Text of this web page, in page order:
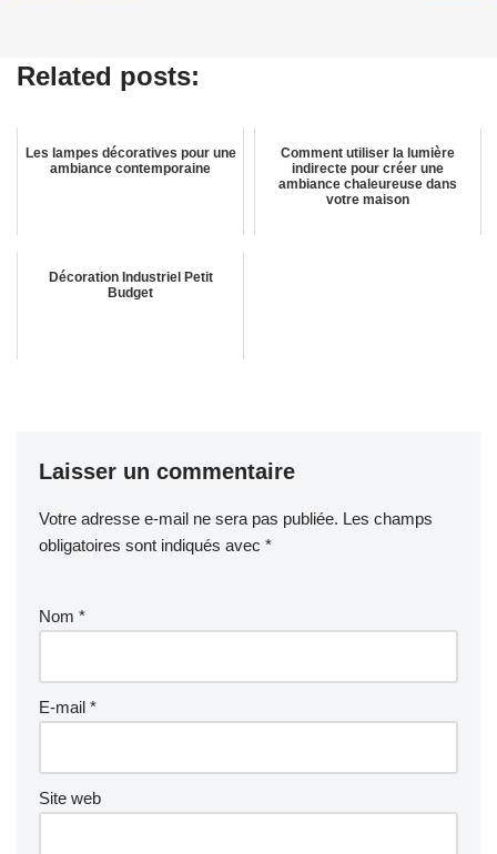
Related posts:
Les lampes décoratives pour une
ambiance contemporaine
Comment utiliser la lumière
indirecte pour créer une
ambiance chaleureuse dans
votre maison
Décoration Industriel Petit
Budget
Laisser un commentaire
Votre adresse e-mail ne sera pas publiée. Les champs
obligatoires sont indiqués avec *
Nom *
E-mail *
Site web